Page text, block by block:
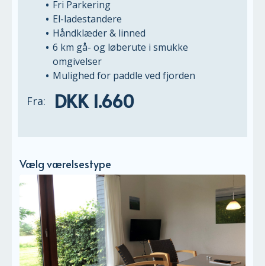
Fri Parkering
El-ladestandere
Håndklæder & linned
6 km gå- og løberute i smukke
omgivelser
Mulighed for paddle ved fjorden
Fra: DKK 1.660
Vælg værelsestype